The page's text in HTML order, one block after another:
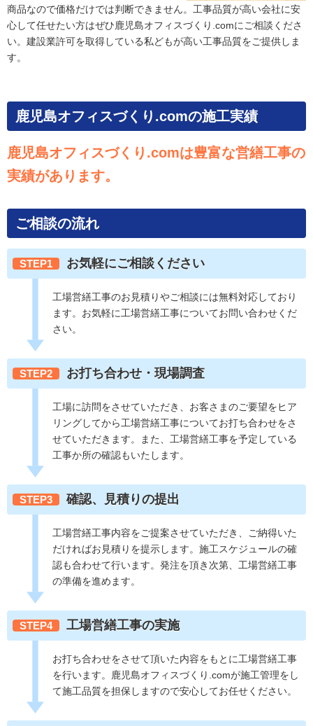
商品なので価格だけでは判断できません。工事品質が高い会社に安
心して任せたい方はぜひ鹿児島オフィスづくり.comにご相談くださ
い。建設業許可を取得している私どもが高い工事品質をご提供しま
す。
鹿児島オフィスづくり.comの施工実績
鹿児島オフィスづくり.comは豊富な営繕工事の
実績があります。
ご相談の流れ
STEP1 お気軽にご相談ください
工場営繕工事のお見積りやご相談には無料対応しており
ます。お気軽に工場営繕工事についてお問い合わせくだ
さい。
STEP2 お打ち合わせ・現場調査
工場に訪問をさせていただき、お客さまのご要望をヒア
リングしてから工場営繕工事についてお打ち合わせをさ
せていただきます。また、工場営繕工事を予定している
工事か所の確認もいたします。
STEP3 確認、見積りの提出
工場営繕工事内容をご提案させていただき、ご納得いた
だければお見積りを提示します。施工スケジュールの確
認も合わせて行います。発注を頂き次第、工場営繕工事
の準備を進めます。
STEP4 工場営繕工事の実施
お打ち合わせをさせて頂いた内容をもとに工場営繕工事
を行います。鹿児島オフィスづくり.comが施工管理をし
て施工品質を担保しますので安心してお任せください。